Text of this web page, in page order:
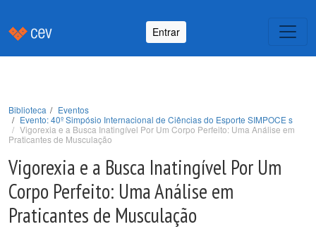
Entrar
Biblioteca
Eventos
Evento: 40º Simpósio Internacional de Ciências do Esporte SIMPOCE s
Vigorexia e a Busca Inatingível Por Um Corpo Perfeito: Uma Análise em
Praticantes de Musculação
Vigorexia e a Busca Inatingível Por Um
Corpo Perfeito: Uma Análise em
Praticantes de Musculação